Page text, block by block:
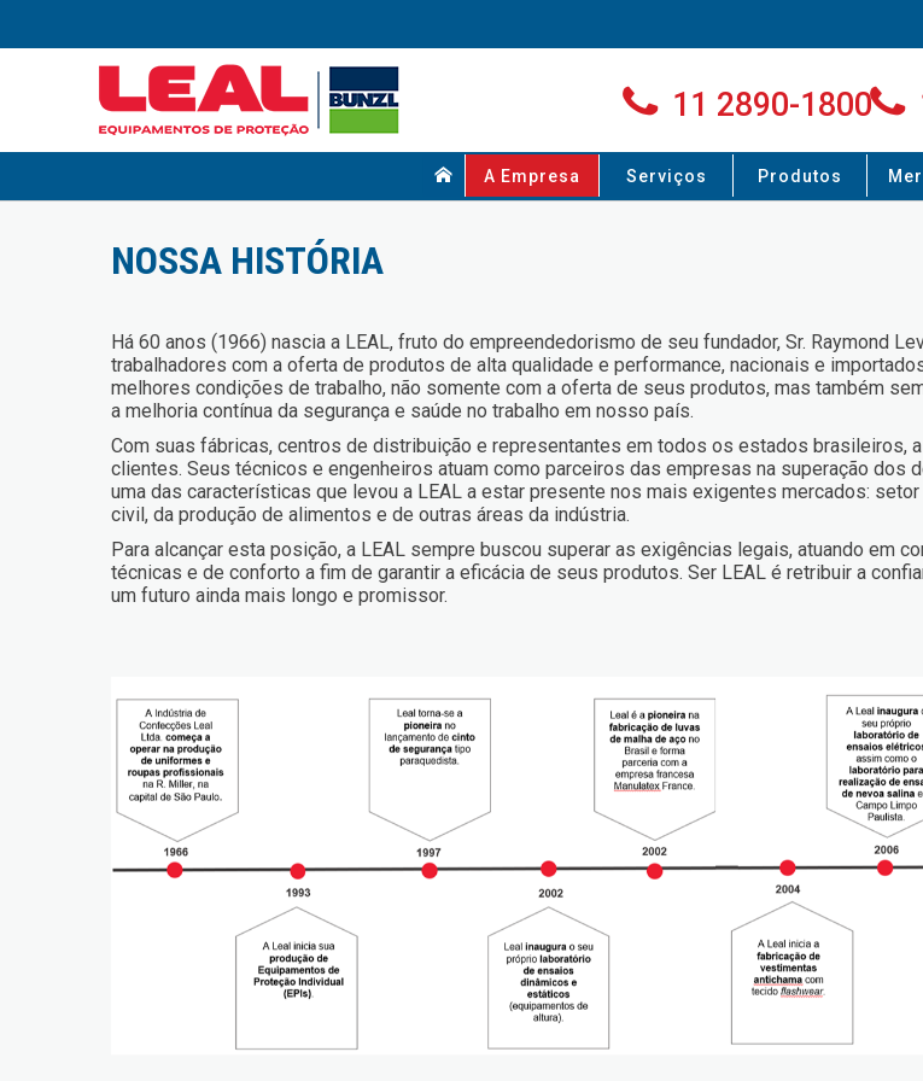
11 2890-1800
A Empresa Serviços Produtos
NOSSA HISTÓRIA
Há 60 anos (1966) nascia a LEAL, fruto do empreendedorismo de seu fundador, Sr. Raymond
trabalhadores com a oferta de produtos de alta qualidade e performance, nacionais e
melhores condições de trabalho, não somente com a oferta de seus produtos, mas também
a melhoria contínua da segurança e saúde no trabalho em nosso país.
Com suas fábricas, centros de distribuição e representantes em todos os estados brasileiros,
clientes. Seus técnicos e engenheiros atuam como parceiros das empresas na superação
uma das características que levou a LEAL a estar presente nos mais exigentes mercados:
civil, da produção de alimentos e de outras áreas da indústria.
Para alcançar esta posição, a LEAL sempre buscou superar as exigências legais, atuando em
técnicas e de conforto a fim de garantir a eficácia de seus produtos. Ser LEAL é retribuir a
um futuro ainda mais longo e promissor.